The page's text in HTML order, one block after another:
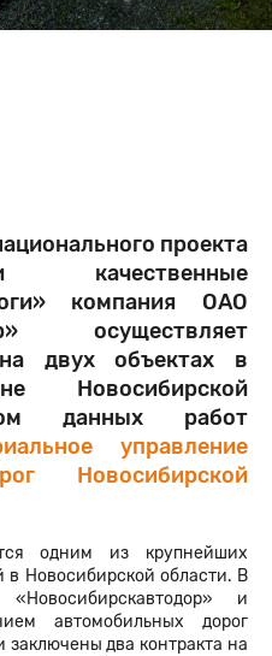
проекта
качественные
компания ОАО
осуществляет
двух объектах в
Новосибирской
данных работ
управление
Новосибирской
одним из крупнейших
Новосибирской области. В
и
автомобильных дорог
два контракта на